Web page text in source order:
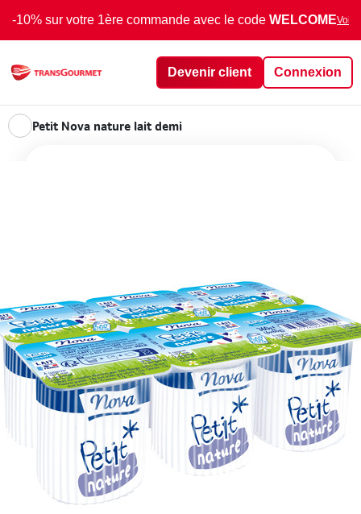
-10% sur votre 1ère commande avec le code WELCOMEVoir
Devenir client Connexion
Petit Nova nature lait demi